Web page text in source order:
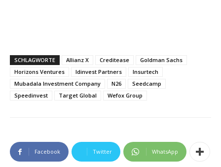
SCHLAGWORTE Allianz X Creditease
Goldman Sachs
Horizons Ventures
Idinvest Partners
Insurtech
Mubadala Investment Company
N26
Seedcamp
Speedinvest
Target Global Wefox Group
Facebook Twitter WhatsApp